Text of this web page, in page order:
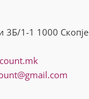
3Б/1-1 1000 Скопје